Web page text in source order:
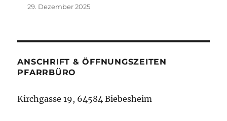
29. Dezember 2025
ANSCHRIFT & ÖFFNUNGSZEITEN
PFARRBÜRO
Kirchgasse 19, 64584 Biebesheim